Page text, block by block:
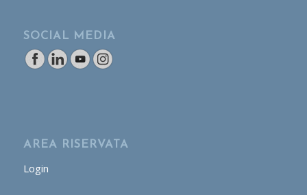
SOCIAL MEDIA
AREA RISERVATA
Login